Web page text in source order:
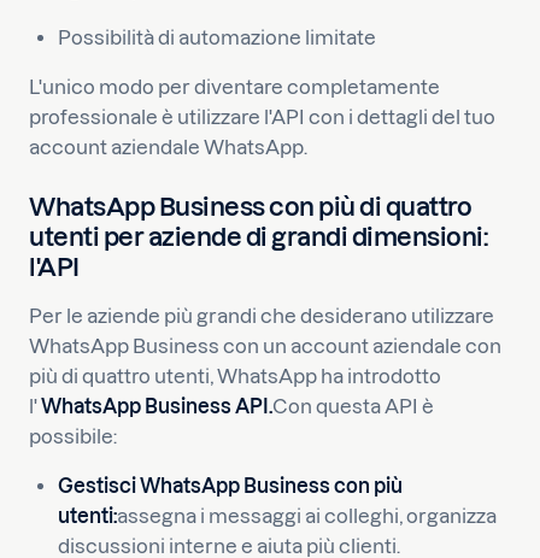
Possibilità di automazione limitate
L'unico modo per diventare completamente
professionale è utilizzare l'API con i dettagli del tuo
account aziendale WhatsApp.
WhatsApp Business con più di quattro
utenti per aziende di grandi dimensioni:
l'API
Per le aziende più grandi che desiderano utilizzare
WhatsApp Business con un account aziendale con
più di quattro utenti, WhatsApp ha introdotto
l'WhatsApp Business API .Con questa API è
possibile:
Gestisci WhatsApp Business con più
utenti:assegna i messaggi ai colleghi, organizza
discussioni interne e aiuta più clienti.